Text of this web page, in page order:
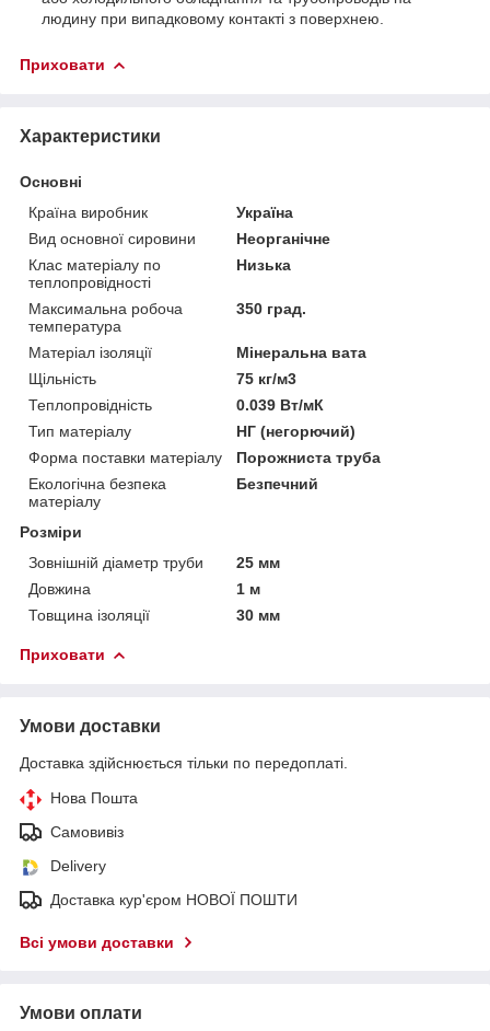
людину при випадковому контакті з поверхнею.
Приховати
Характеристики
Основні
Країна виробник
Україна
Вид основної сировини
Неорганічне
Клас матеріалу по
теплопровідності
Низька
Максимальна робоча
температура
350 град.
Матеріал ізоляції
Мінеральна вата
Щільність
75 кг/м3
Теплопровідність
0.039 Вт/мК
Тип матеріалу
НГ (негорючий)
Форма поставки матеріалу
Порожниста труба
Екологічна безпека
матеріалу
Безпечний
Розміри
Зовнішній діаметр труби
25 мм
Довжина
1 м
Товщина ізоляції
30 мм
Приховати
Умови доставки
Доставка здійснюється тільки по передоплаті.
Нова Пошта
Самовивіз
Delivery
Доставка кур'єром НОВОЇ ПОШТИ
Всі умови доставки
Умови оплати